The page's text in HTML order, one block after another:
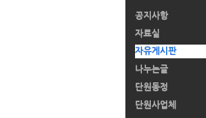
공지사항
자료실
자유게시판
나누는글
단원동정
단원사업체